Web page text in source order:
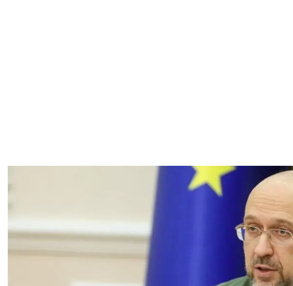
Премьер-министр Украины Денис Шмыгаль
Кабинет
Уровень подготовки областей Украины к отопительному сезону
премьер-министр Украины Денис Шмыгаль.
Сейчас в запасах Украины почти 14 млрд кубов газа и 2,2 млн тонн
Минэнергетики, Минразвития громад и других ответственных
Министр энергетики Герман Галущенко отметил, что к началу
кубов газа. Кроме того, есть договоренности по импорту